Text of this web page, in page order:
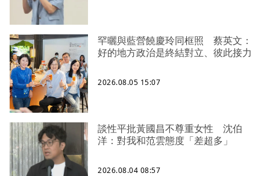
罕曬與藍營饒慶玲同框照 蔡英文：
好的地方政治是終結對立、彼此接力
2026.08.05 15:07
談性平批黃國昌不尊重女性 沈伯
洋：對我和范雲態度「差超多」
2026.08.04 08:57